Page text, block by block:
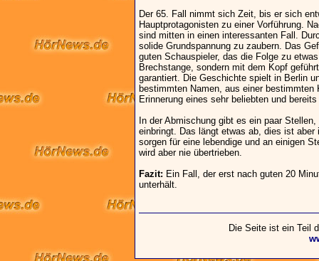
Der 65. Fall nimmt sich Zeit, bis er sich
Hauptprotagonisten zu einer Vorführung.
sind mitten in einen interessanten Fall.
solide Grundspannung zu zaubern. Das
guten Schauspieler, das die Folge zu
Brechstange, sondern mit dem Kopf
garantiert. Die Geschichte spielt in Berlin
bestimmten Namen, aus einer
Erinnerung eines sehr beliebten und
In der Abmischung gibt es ein paar
einbringt. Das längt etwas ab, dies ist
sorgen für eine lebendige und an einigen
wird aber nie übertrieben.
Fazit: Ein Fall, der erst nach guten 20
unterhält.
Die Seite ist ein Teil